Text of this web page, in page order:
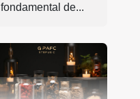
fondamental de...